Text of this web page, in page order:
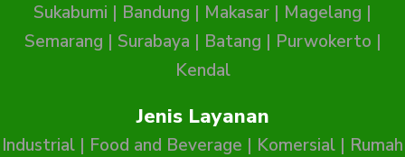
Sukabumi | Bandung | Makasar | Magelang |
Semarang | Surabaya | Batang | Purwokerto |
Kendal
Jenis Layanan
Industrial | Food and Beverage | Komersial | Rumah